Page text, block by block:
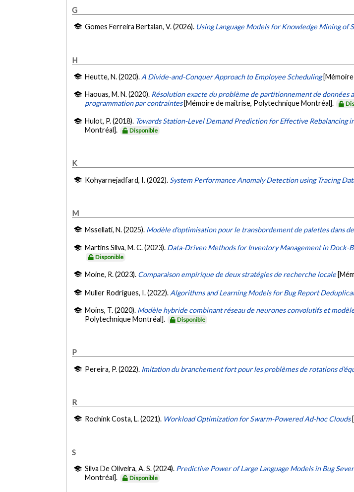
G
Gomes Ferreira Bertalan, V. (2026). Using Language Models for Knowledge Mining of
H
Heutte, N. (2020). A Divide-and-Conquer Approach to Employee Scheduling
Haouas, M. N. (2020). Résolution exacte du problème de partitionnement de
programmation par contraintes [Mémoire de maîtrise, Polytechnique Montréal].
Hulot, P. (2018). Towards Station-Level Demand Prediction for Effective Rebalancing
Montréal].
Disponible
K
Kohyarnejadfard, I. (2022). System Performance Anomaly Detection using Tracing
M
Mssellati, N. (2025). Modèle d'optimisation pour le transbordement de palettes dans
Martins Silva, M. C. (2023). Data-Driven Methods for Inventory Management in Dock-
Disponible
Moine, R. (2023). Comparaison empirique de deux stratégies de recherche locale
Muller Rodrigues, I. (2022). Algorithms and Learning Models for Bug Report
Moins, T. (2020). Modèle hybride combinant réseau de neurones convolutifs et
Polytechnique Montréal].
Disponible
P
Pereira, P. (2022). Imitation du branchement fort pour les problèmes de rotations
R
Rochink Costa, L. (2021). Workload Optimization for Swarm-Powered Ad-hoc Clouds
S
Silva De Oliveira, A. S. (2024). Predictive Power of Large Language Models in Bug
Montréal].
Disponible